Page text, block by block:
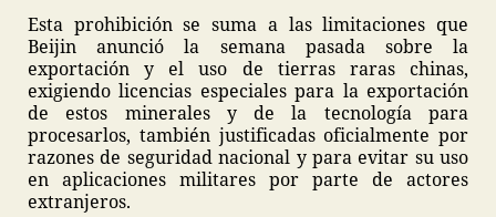
Esta prohibición se suma a las limitaciones que
Beijin anunció la semana pasada sobre la
exportación y el uso de tierras raras chinas,
exigiendo licencias especiales para la exportación
de estos minerales y de la tecnología para
procesarlos, también justificadas oficialmente por
razones de seguridad nacional y para evitar su uso
en aplicaciones militares por parte de actores
extranjeros.